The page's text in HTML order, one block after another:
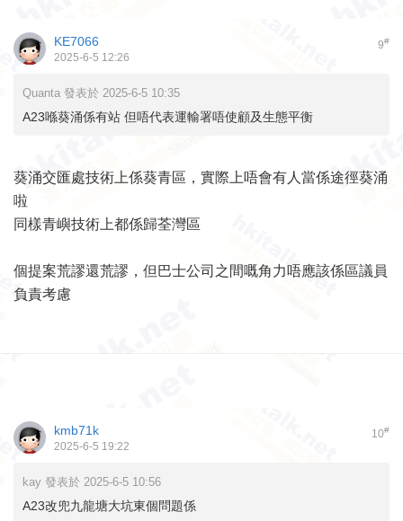
9#
KE7066
2025-6-5 12:26
Quanta 發表於 2025-6-5 10:35
A23喺葵涌係有站 但唔代表運輸署唔使顧及生態平衡
葵涌交匯處技術上係葵青區，實際上唔會有人當係途徑葵涌
啦
同樣青嶼技術上都係歸荃灣區
個提案荒謬還荒謬，但巴士公司之間嘅角力唔應該係區議員
負責考慮
10#
kmb71k
2025-6-5 19:22
kay 發表於 2025-6-5 10:56
A23改兜九龍塘大坑東個問題係